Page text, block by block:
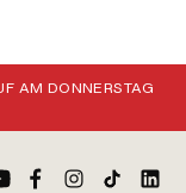
AM DONNERSTAG